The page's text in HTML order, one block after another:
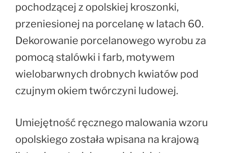
pochodzącej z opolskiej kroszonki,
przeniesionej na porcelanę w latach 60.
Dekorowanie porcelanowego wyrobu za
pomocą stalówki i farb, motywem
wielobarwnych drobnych kwiatów pod
czujnym okiem twórczyni ludowej.
Umiejętność ręcznego malowania wzoru
opolskiego została wpisana na krajową